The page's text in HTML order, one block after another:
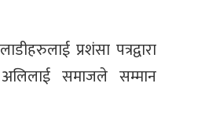
प्रशंसा पत्रद्वारा
अलिलाई समाजले सम्मान